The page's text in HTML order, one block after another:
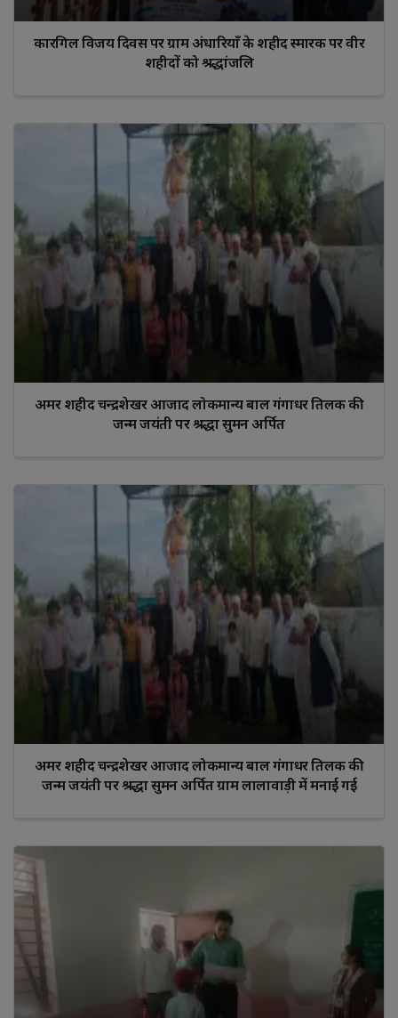
कारगिल विजय दिवस पर ग्राम अंधारियाँ के शहीद स्मारक पर वीर
शहीदों को श्रद्धांजलि
अमर शहीद चन्द्रशेखर आजाद लोकमान्य बाल गंगाधर तिलक की
जन्म जयंती पर श्रद्धा सुमन अर्पित
अमर शहीद चन्द्रशेखर आजाद लोकमान्य बाल गंगाधर तिलक की
जन्म जयंती पर श्रद्धा सुमन अर्पित ग्राम लालावाड़ी में मनाई गई